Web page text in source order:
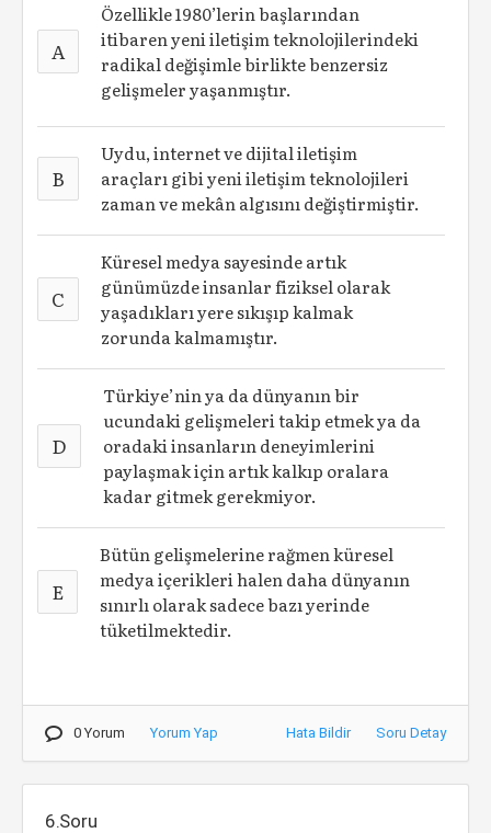
A
Özellikle 1980’lerin başlarından
itibaren yeni iletişim teknolojilerindeki
radikal değişimle birlikte benzersiz
gelişmeler yaşanmıştır.
B
Uydu, internet ve dijital iletişim
araçları gibi yeni iletişim teknolojileri
zaman ve mekân algısını değiştirmiştir.
C
Küresel medya sayesinde artık
günümüzde insanlar fiziksel olarak
yaşadıkları yere sıkışıp kalmak
zorunda kalmamıştır.
D
Türkiye’nin ya da dünyanın bir
ucundaki gelişmeleri takip etmek ya da
oradaki insanların deneyimlerini
paylaşmak için artık kalkıp oralara
kadar gitmek gerekmiyor.
E
Bütün gelişmelerine rağmen küresel
medya içerikleri halen daha dünyanın
sınırlı olarak sadece bazı yerinde
tüketilmektedir.
0 Yorum Yorum Yap Hata Bildir Soru Detay
6.Soru